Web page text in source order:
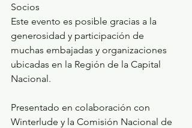
Socios
Este evento es posible gracias a la
generosidad y participación de
muchas embajadas y organizaciones
ubicadas en la Región de la Capital
Nacional.
Presentado en colaboración con
Winterlude y la Comisión Nacional de